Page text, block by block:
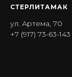
СТЕРЛИТАМАК
ул. Артема, 70
+7 (917) 73-63-143